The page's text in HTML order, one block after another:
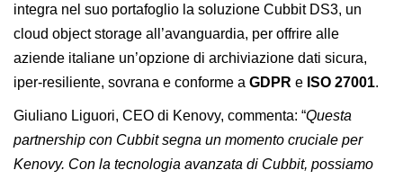
integra nel suo portafoglio la soluzione Cubbit DS3, un
cloud object storage all’avanguardia, per offrire alle
aziende italiane un’opzione di archiviazione dati sicura,
iper-resiliente, sovrana e conforme a GDPR e ISO 27001.
Giuliano Liguori, CEO di Kenovy, commenta: “Questa
partnership con Cubbit segna un momento cruciale per
Kenovy. Con la tecnologia avanzata di Cubbit, possiamo